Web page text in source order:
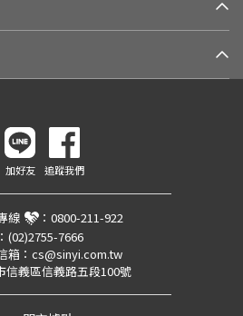
加好友 追蹤我們
線 ： 0800-211-922
(02)2755-7666
箱： cs@sinyi.com.tw
信義區信義路五段100號